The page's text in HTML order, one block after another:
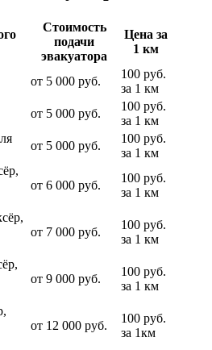
Стоимость
подачи
эвакуатора
Цена за
1 км
от 5 000 руб.
100 руб.
за 1 км
от 5 000 руб.
100 руб.
за 1 км
от 5 000 руб.
100 руб.
за 1 км
от 6 000 руб.
100 руб.
за 1 км
от 7 000 руб.
100 руб.
за 1 км
от 9 000 руб.
100 руб.
за 1 км
от 12 000 руб.
100 руб.
за 1км